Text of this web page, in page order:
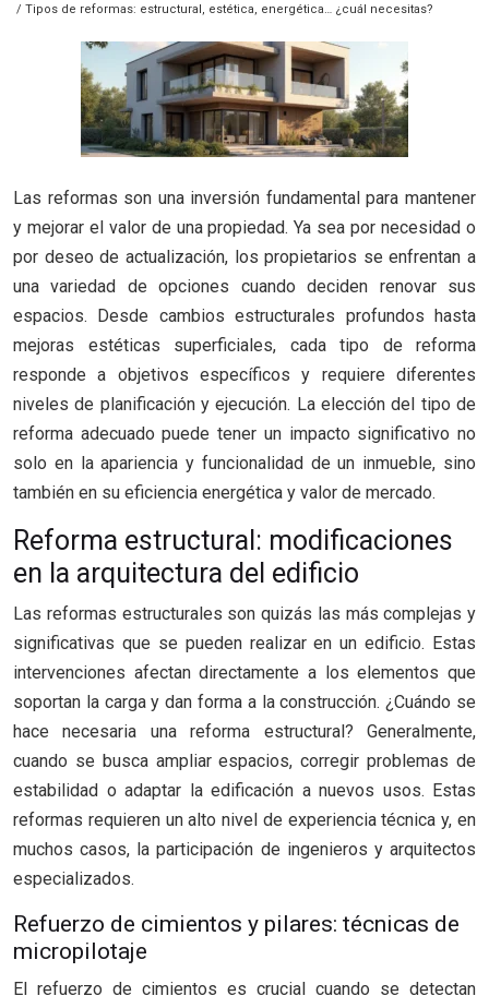
/ Tipos de reformas: estructural, estética, energética… ¿cuál necesitas?
Las reformas son una inversión fundamental para mantener
y mejorar el valor de una propiedad. Ya sea por necesidad o
por deseo de actualización, los propietarios se enfrentan a
una variedad de opciones cuando deciden renovar sus
espacios. Desde cambios estructurales profundos hasta
mejoras estéticas superficiales, cada tipo de reforma
responde a objetivos específicos y requiere diferentes
niveles de planificación y ejecución. La elección del tipo de
reforma adecuado puede tener un impacto significativo no
solo en la apariencia y funcionalidad de un inmueble, sino
también en su eficiencia energética y valor de mercado.
Reforma estructural: modificaciones
en la arquitectura del edificio
Las reformas estructurales son quizás las más complejas y
significativas que se pueden realizar en un edificio. Estas
intervenciones afectan directamente a los elementos que
soportan la carga y dan forma a la construcción. ¿Cuándo se
hace necesaria una reforma estructural? Generalmente,
cuando se busca ampliar espacios, corregir problemas de
estabilidad o adaptar la edificación a nuevos usos. Estas
reformas requieren un alto nivel de experiencia técnica y, en
muchos casos, la participación de ingenieros y arquitectos
especializados.
Refuerzo de cimientos y pilares: técnicas de
micropilotaje
El refuerzo de cimientos es crucial cuando se detectan